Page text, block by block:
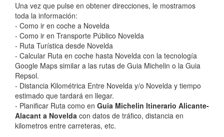
Una vez que pulse en obtener direcciones, le mostramos
toda la información:
- Como ir en coche a Novelda
- Como ir en Transporte Público Novelda
- Ruta Turística desde Novelda
- Calcular Ruta en coche hasta Novelda con la tecnología
Google Maps similar a las rutas de Guia Michelin o la Guia
Repsol.
- Distancia Kilométrica Entre Novelda y/o Novelda y tiempo
estimado que tardará en llegar.
- Planificar Ruta como en Guia Michelin Itinerario Alicante-
Alacant a Novelda con datos de tráfico, distancia en
kilometros entre carreteras, etc.